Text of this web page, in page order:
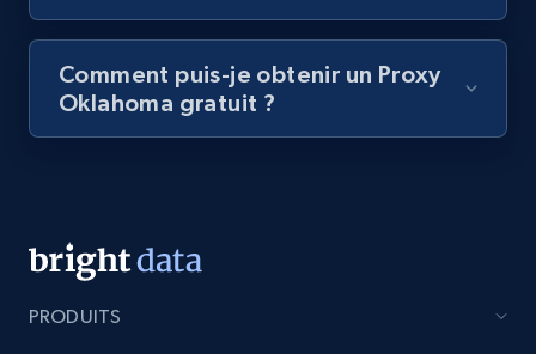
Comment puis-je obtenir un Proxy
Oklahoma gratuit ?
PRODUITS